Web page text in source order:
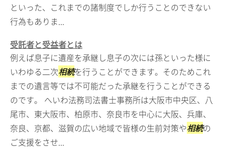
といった、これまでの諸制度でしか行うことのできない
行為もありま...
受託者と受益者とは
例えば息子に遺産を承継し息子の次には孫といった様に
いわゆる二次相続を行うことができます。そのためこれ
までの遺言等では不可能だった承継を行うことができる
のです。 へいわ法務司法書士事務所は大阪市中央区、八
尾市、東大阪市、柏原市、奈良市を中心に大阪、兵庫、
奈良、京都、滋賀の広い地域で皆様の生前対策や相続の
ご支援をさせ...